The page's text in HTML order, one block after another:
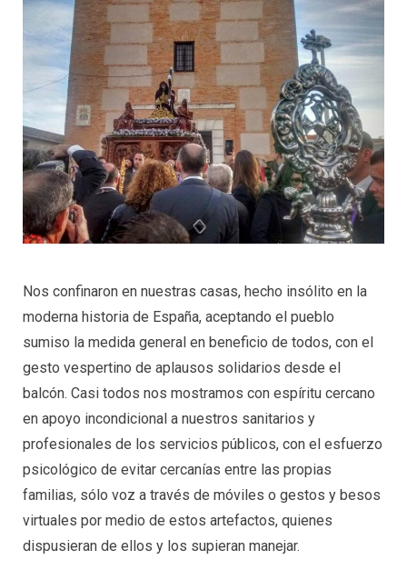
Nos confinaron en nuestras casas, hecho insólito en la
moderna historia de España, aceptando el pueblo
sumiso la medida general en beneficio de todos, con el
gesto vespertino de aplausos solidarios desde el
balcón. Casi todos nos mostramos con espíritu cercano
en apoyo incondicional a nuestros sanitarios y
profesionales de los servicios públicos, con el esfuerzo
psicológico de evitar cercanías entre las propias
familias, sólo voz a través de móviles o gestos y besos
virtuales por medio de estos artefactos, quienes
dispusieran de ellos y los supieran manejar.